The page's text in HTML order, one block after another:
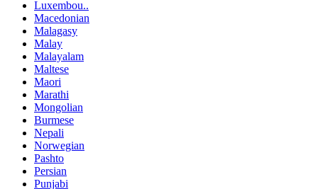
Luxembou..
Macedonian
Malagasy
Malay
Malayalam
Maltese
Maori
Marathi
Mongolian
Burmese
Nepali
Norwegian
Pashto
Persian
Punjabi